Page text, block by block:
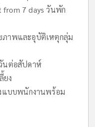
from 7 days วันพัก
ภาพและอุบัติเหตุกลุ่ม
นต่อสัปดาห์
ยง
งแบบพนักงานพร้อม